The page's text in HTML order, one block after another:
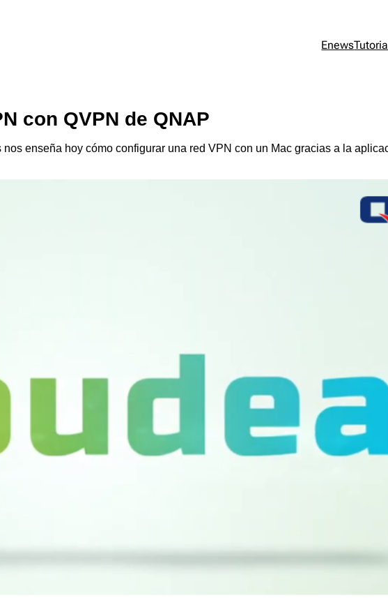
Enews
con QVPN de QNAP
enseña hoy cómo configurar una red VPN con un Mac gracias a la